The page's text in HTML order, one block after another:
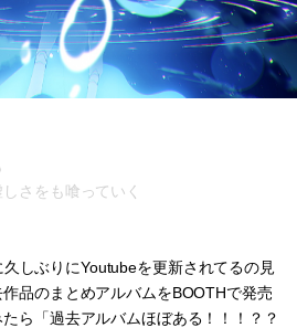
さをも喰っていく
しぶりにYoutubeを更新されてるの見
品のまとめアルバムをBOOTHで発売
ら「過去アルバムほぼある！！！？？